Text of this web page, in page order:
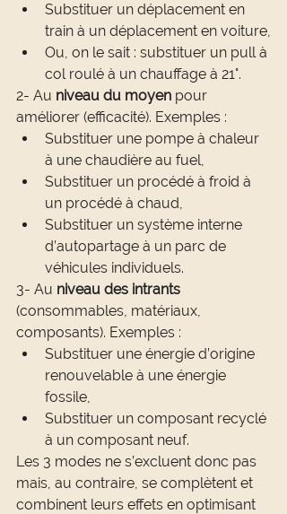
Substituer un déplacement en
train à un déplacement en voiture,
Ou, on le sait : substituer un pull à
col roulé à un chauffage à 21°.
2- Au niveau du moyen pour
améliorer (efficacité). Exemples :
Substituer une pompe à chaleur
à une chaudière au fuel,
Substituer un procédé à froid à
un procédé à chaud,
Substituer un système interne
d’autopartage à un parc de
véhicules individuels.
3- Au niveau des intrants
(consommables, matériaux,
composants). Exemples :
Substituer une énergie d’origine
renouvelable à une énergie
fossile,
Substituer un composant recyclé
à un composant neuf.
Les 3 modes ne s’excluent donc pas
mais, au contraire, se complètent et
combinent leurs effets en optimisant